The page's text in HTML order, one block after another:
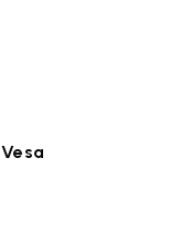
Vesa